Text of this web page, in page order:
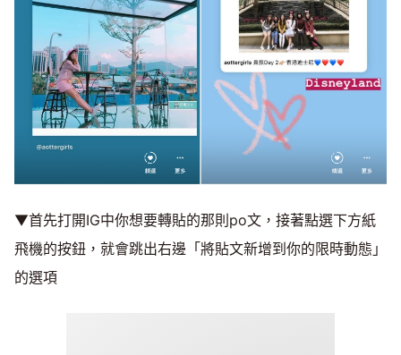
▼首先打開IG中你想要轉貼的那則po文，接著點選下方紙
飛機的按鈕，就會跳出右邊「將貼文新增到你的限時動態」
的選項